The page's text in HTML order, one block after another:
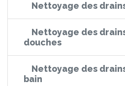
Nettoyage des
Nettoyage des
douches
Nettoyage des
bain